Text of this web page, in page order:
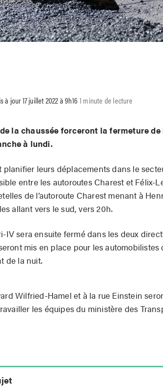
à jour 17 juillet 2022 à 9h161 minute de lecture
la chaussée forceront la fermeture de
à lundi.
leurs déplacements dans le
entre les autoroutes Charest et Félix-
de l’autoroute Charest menant à
allant vers le sud, vers 20h.
IV sera ensuite fermé dans les deux
mis en place pour les automobilistes
de la nuit.
Wilfried-Hamel et à la rue Einstein
les équipes du ministère des